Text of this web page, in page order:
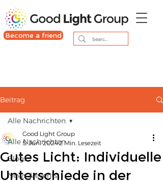
Become a friend
Beitrag
Alle Nachrichten
Blogs
News & events
Alle Nachrichten
Gutes Licht: Individuelle
Unterschiede in der
Good Light Group
5. Juni 20242 Min. Lesezeit